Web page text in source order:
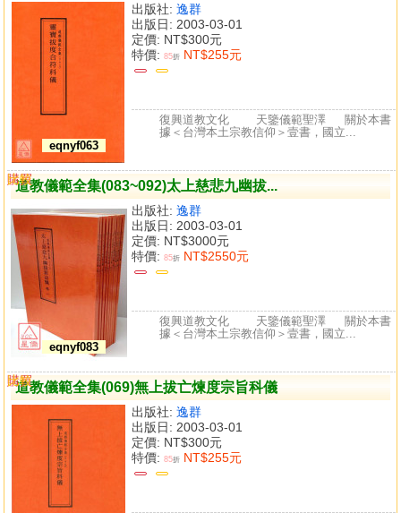
eqnyf063
出版社: 逸群
出版日: 2003-03-01
定價: NT$300元
特價: 85折 NT$255元
復興道教文化 天鑒儀範聖澤 關於本書
據＜台灣本土宗教信仰＞壹書，國立...
道教儀範全集(083~092)太上慈悲九幽拔...
eqnyf083
出版社: 逸群
出版日: 2003-03-01
定價: NT$3000元
特價: 85折 NT$2550元
購買
比較
復興道教文化 天鑒儀範聖澤 關於本書
據＜台灣本土宗教信仰＞壹書，國立...
道教儀範全集(069)無上拔亡煉度宗旨科儀
出版社: 逸群
出版日: 2003-03-01
定價: NT$300元
特價: 85折 NT$255元
購買
比較